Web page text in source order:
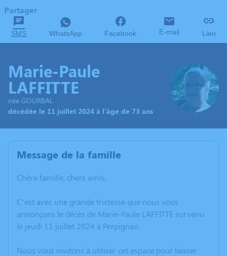
Partager
SMS WhatsApp Facebook E-mail Lien
Marie-Paule
LAFFITTE
née GOURBAL
décédée le 11 juillet 2024 à l'âge de 73 ans
Message de la famille
Chère famille, chers amis,
C’est avec une grande tristesse que nous vous
annonçons le décès de Marie-Paule LAFFITTE survenu
le jeudi 11 juillet 2024 à Perpignan.
Nous vous invitons à utiliser cet espace pour laisser